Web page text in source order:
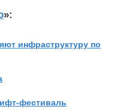
»:
инфраструктуру по
фестиваль